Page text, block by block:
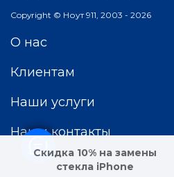
Скидка 10% на замены
стекла iPhone
Copyright © Ноут 911, 2003 - 2026
О нас
Клиентам
Наши услуги
Наши контакты